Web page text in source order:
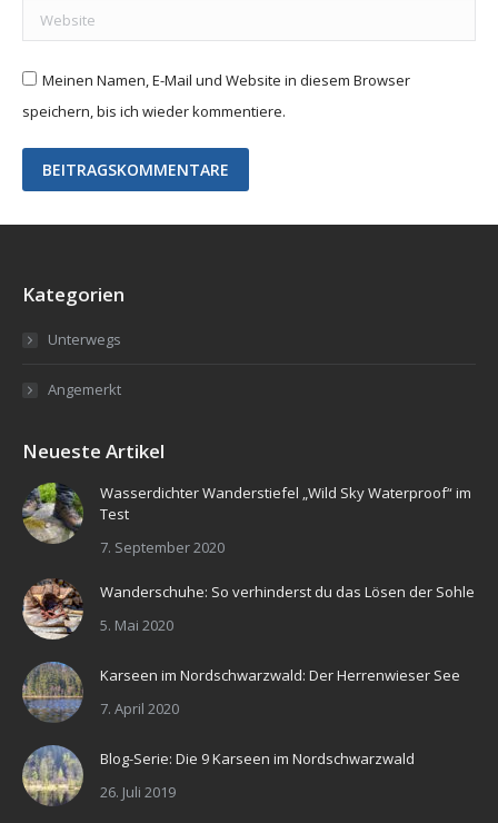
Website
Meinen Namen, E-Mail und Website in diesem Browser
speichern, bis ich wieder kommentiere.
BEITRAGSKOMMENTARE
Kategorien
Unterwegs
Angemerkt
Neueste Artikel
Wasserdichter Wanderstiefel „Wild Sky Waterproof“ im
Test
7. September 2020
Wanderschuhe: So verhinderst du das Lösen der Sohle
5. Mai 2020
Karseen im Nordschwarzwald: Der Herrenwieser See
7. April 2020
Blog-Serie: Die 9 Karseen im Nordschwarzwald
26. Juli 2019